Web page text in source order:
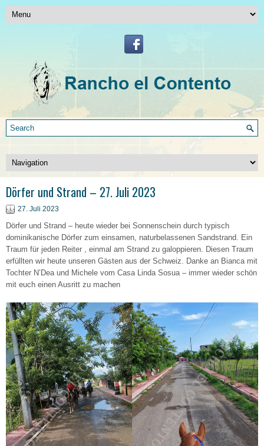
Dörfer und Strand – 27. Juli 2023
27. Juli 2023
Dörfer und Strand – heute wieder bei Sonnenschein durch typisch
dominikanische Dörfer zum einsamen, naturbelassenen Sandstrand. Ein
Traum für jeden Reiter , einmal am Strand zu galoppieren. Diesen Traum
erfüllten wir heute unseren Gästen aus der Schweiz. Danke an Bianca mit
Tochter N’Dea und Michele vom Casa Linda Sosua – immer wieder schön
mit euch einen Ausritt zu machen